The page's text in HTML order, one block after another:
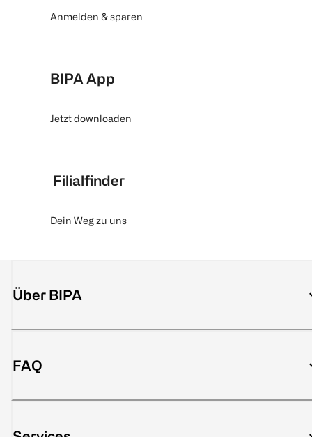
Anmelden & sparen
BIPA App
Jetzt downloaden
Filialfinder
Dein Weg zu uns
Über BIPA
FAQ